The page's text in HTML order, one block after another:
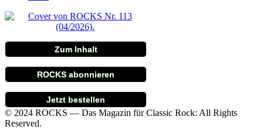
Zum Inhalt
ROCKS abonnieren
Jetzt bestellen
© 2024 ROCKS — Das Magazin für Classic Rock: All Rights
Reserved.